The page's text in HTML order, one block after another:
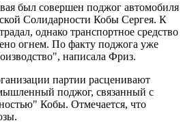
был совершен поджог автомобиля
Солидарности Кобы Сергея. К
однако транспортное средство
огнем. По факту поджога уже
написала Фриз.
партии расценивают
поджог, связанный с
Кобы. Отмечается, что